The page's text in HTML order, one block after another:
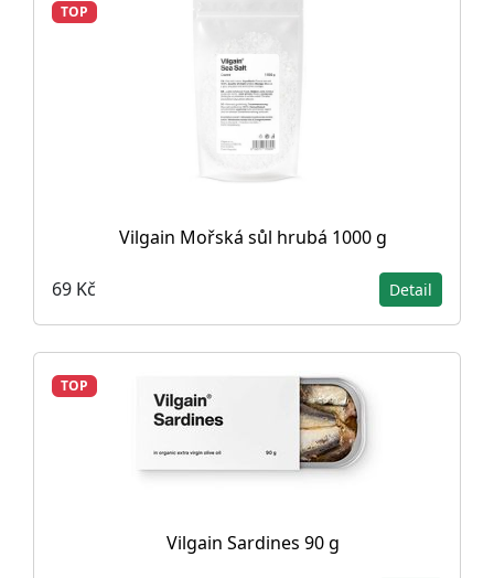
TOP
Vilgain Mořská sůl hrubá 1000 g
69 Kč Detail
TOP
Vilgain Sardines 90 g